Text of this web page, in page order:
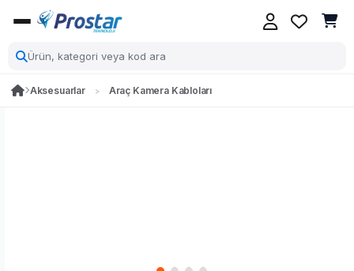
Aksesuarlar Araç Kamera Kabloları